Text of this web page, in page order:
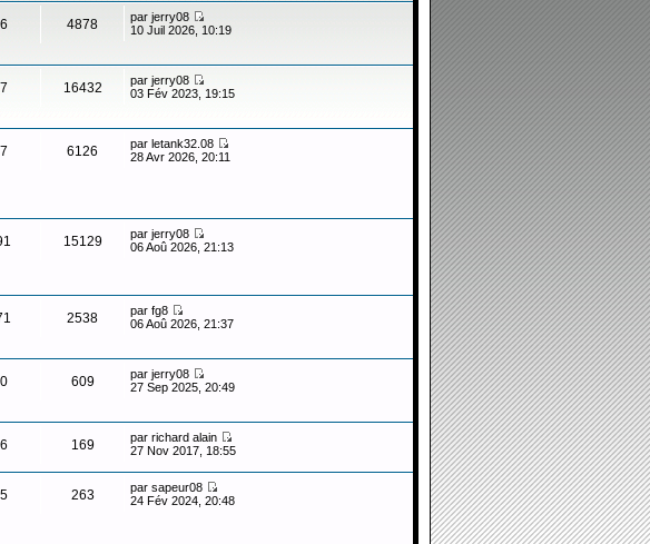
4878 par jerry08
10 Juil 2026, 10:19
16432 par jerry08
03 Fév 2023, 19:15
6126 par letank32.08
28 Avr 2026, 20:11
15129 par jerry08
06 Aoû 2026, 21:13
2538 par fg8
06 Aoû 2026, 21:37
609 par jerry08
27 Sep 2025, 20:49
169 par richard alain
27 Nov 2017, 18:55
263 par sapeur08
24 Fév 2024, 20:48